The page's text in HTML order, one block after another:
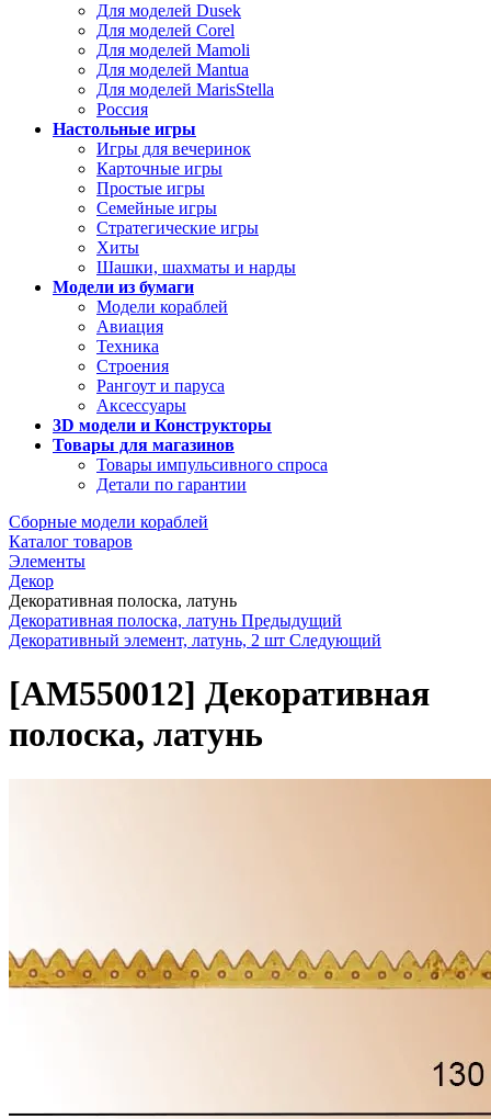
Для моделей Dusek
Для моделей Corel
Для моделей Mamoli
Для моделей Mantua
Для моделей MarisStella
Россия
Настольные игры
Игры для вечеринок
Карточные игры
Простые игры
Семейные игры
Стратегические игры
Хиты
Шашки, шахматы и нарды
Модели из бумаги
Модели кораблей
Авиация
Техника
Строения
Рангоут и паруса
Аксессуары
3D модели и Конструкторы
Товары для магазинов
Товары импульсивного спроса
Детали по гарантии
Сборные модели кораблей
Каталог товаров
Элементы
Декор
Декоративная полоска, латунь
Декоративная полоска, латунь Предыдущий
Декоративный элемент, латунь, 2 шт Следующий
[AM550012] Декоративная
полоска, латунь